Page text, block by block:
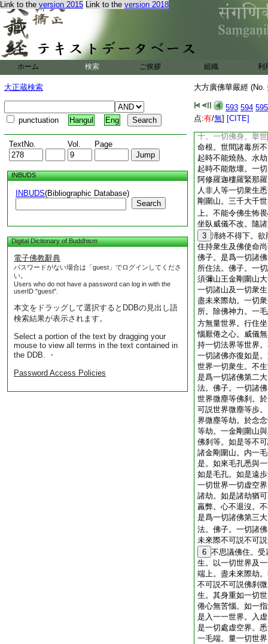
Link to the version 2015 Link to the version 2018
ホーム 検索 ご挨拶 組織 利
大正蔵検索
punctuation Hangul Eng
TextNo. Vol. Page
INBUDS
INBUDS(Bibliographic Database)
Search
Digital Dictionary of Buddhism
電子佛教辭典
パスワードがない場合は「guest」でログインしてくださ
い。
Users who do not have a password can log in with the
userID "guest".
本文をドラッグして選択するとDDBの見出し語
検索結果が表示されます。
Select a portion of the text by dragging your
mouse to view all terms in the text contained in
the DDB. ・
Password Access Policies
大方廣佛華嚴經 (No.
593 594 595
点:有/無] [CITE]
餘。一切諸佛。知
有餘。一切諸佛。
相。悉無有餘。一
慧。悉無有餘。一
界如因陀羅網。悉
佛子。一切諸佛。
力。大功
可壞力。一切世間
能壞力。大力
十。一切佛身。擧世
命根。世間諸毒所
起時不能燒熱。水
起時不能散壞。一
阿修羅迦樓羅緊那
人非人等一切衆生
剛圍山。三千大千
上。不能令佛生怖
坐臥威儀不改。隨
3 渧終不得下。
住持衆生及佛使命
佛子。是爲一切諸
所住法。佛子。一
須彌山王金剛圍山
一切諸山及一切衆
盡未來際劫。一切
所。除佛神力。一
方無量世界。行住
惱厭倦之心。威儀
持一切法界等世界
一切諸佛亦復如是
世界一切衆生。不
是爲一切諸佛第二
法。佛子。一切諸
世界微塵等佛刹。
可説世界微塵等歩
界微塵等劫。於念
等劫。一金剛圍山
佛刹等。如是等不
諸金剛圍山。内一
是。如來毛孔悉與
如是毛孔。如是遠
一切世界一切虚空
諸劫。如是諸劫猶
羸弊。心不退沒。
是爲一切諸佛第三
法。佛子。一切諸
未來際不可説不可
6 不思議佛住。
生。以一切世界及
端上。盡未來際劫
不可説不可説佛刹
生。其身重如一切
倦心無苦惱。如一
是入一一世界。入
是一切處虚空界。
一毛端。量一切世